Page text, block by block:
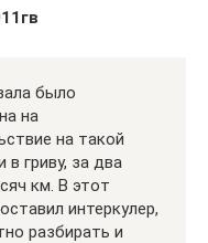
было
на
на такой
в гриву, за два
км. В этот
интеркулер,
разбирать и